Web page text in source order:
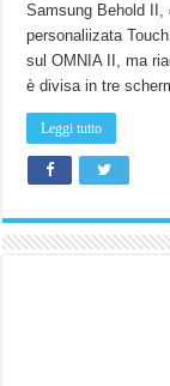
Samsung Behold II,
personaliizata
sul OMNIA II, ma
è divisa in tre
Leggi tutto